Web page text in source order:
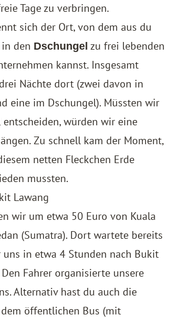
Tage zu verbringen.
sich der Ort, von dem aus du
den Dschungel zu frei lebenden
kannst. Insgesamt
Nächte dort (zwei davon in
eine im Dschungel). Müssten wir
würden wir eine
Zu schnell kam der Moment,
netten Fleckchen Erde
mussten.
Lawang
wir um etwa 50 Euro von Kuala
(Sumatra). Dort wartete bereits
uns in etwa 4 Stunden nach Bukit
Fahrer organisierte unsere
Alternativ hast du auch die
öffentlichen Bus (mit